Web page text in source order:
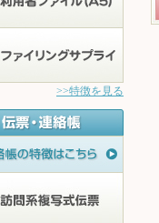
>>特徴を見る